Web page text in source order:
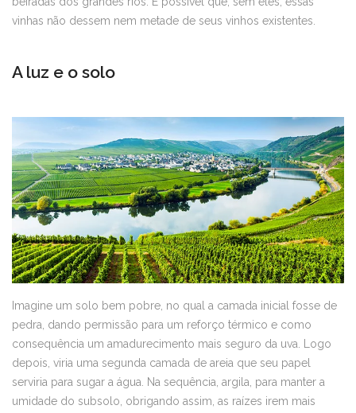
vinhas não dessem nem metade de seus vinhos existentes.
A luz e o solo
Imagine um solo bem pobre, no qual a camada inicial fosse de
pedra, dando permissão para um reforço térmico e como
consequência um amadurecimento mais seguro da uva. Logo
depois, viria uma segunda camada de areia que seu papel
serviria para sugar a água. Na sequência, argila, para manter a
umidade do subsolo, obrigando assim, as raízes irem mais